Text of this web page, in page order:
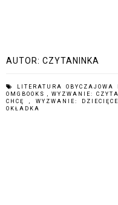
AUTOR: CZYTANINKA
LITERATURA
OMGBOOKS,WYZWANIE:
CHCĘ , WYZWANIE:
OKŁADKA